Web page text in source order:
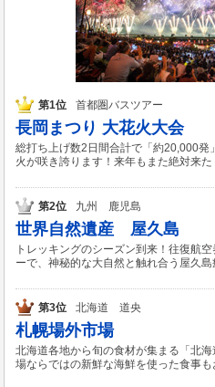
第1位 首都圏バスツアー
長岡まつり 大花火大会
総打ち上げ数2日間合計で「約20,000
火が咲き誇ります！来年もまた絶対来た
第2位 九州 鹿児島
世界自然遺産 屋久島
トレッキングのシーズン到来！往復航
ーで、神秘的な大自然と触れ合う屋久島
第3位 北海道 道央
札幌場外市場
北海道各地から旬の食材が集まる「北
場ならではの新鮮な海鮮を使った食事も